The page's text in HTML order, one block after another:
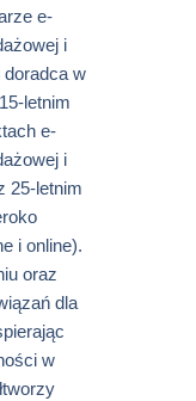
e-
i
w
letnim
e-
i
25-letnim
i online).
oraz
dla
w